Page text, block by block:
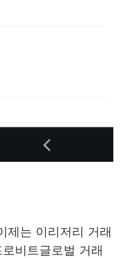
제는 이리저리 거래
비트글로벌 거래